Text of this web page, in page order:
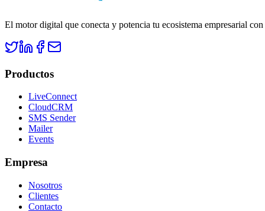
El motor digital que conecta y potencia tu ecosistema empresarial
Productos
LiveConnect
CloudCRM
SMS Sender
Mailer
Events
Empresa
Nosotros
Clientes
Contacto